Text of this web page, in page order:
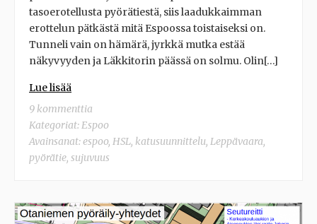
tasoerotellusta pyörätiestä, siis laadukkaimman
erottelun pätkästä mitä Espoossa toistaiseksi on.
Tunneli vain on hämärä, jyrkkä mutka estää
näkyvyyden ja Läkkitorin päässä on solmu. Olin[…]
Lue lisää
9 kommenttia
Kategoriat:Espoo
Avainsanat:espoo, HSL, katusuunnittelu, Leppävaara,
pyörätie, sujuvuus